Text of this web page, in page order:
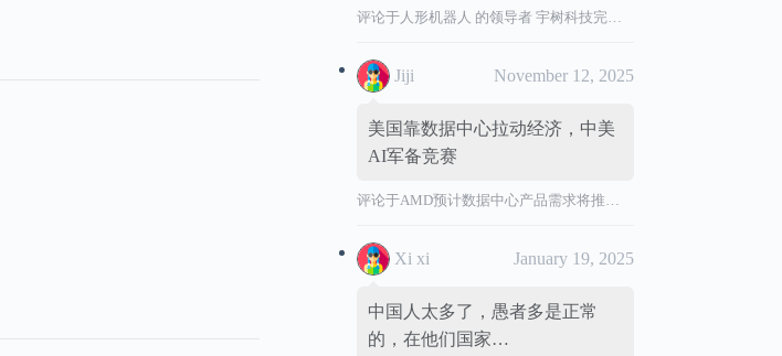
评论于人形机器人 的领导者 宇树科技完成 IPO 辅导，拟境内首次公开发行股票并上市。
Jiji November 12, 2025
美国靠数据中心拉动经济，中美
AI军备竞赛
评论于AMD预计数据中心产品需求将推动营收加速增长
Xi xi January 19, 2025
中国人太多了，愚者多是正常
的，在他们国家…